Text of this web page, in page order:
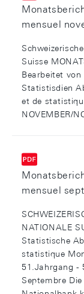
mensuel
Suisse
Bearbeitet
Statistisdien
et de
NOVEMBER/
mensuel
NATIONALE
Statistische
statistique
51.Jahrgang -
Septembre